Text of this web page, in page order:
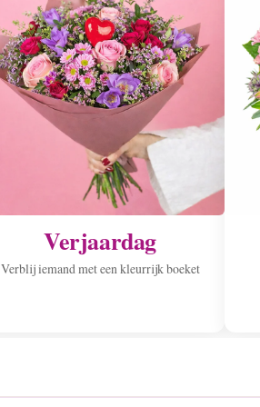
Verjaardag
Verblij iemand met een kleurrijk boeket